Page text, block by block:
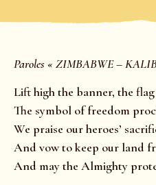
Paroles « ZIMBABWE –
Lift high the banner, the
The symbol of freedom
We praise our heroes’
And vow to keep our land
And may the Almighty